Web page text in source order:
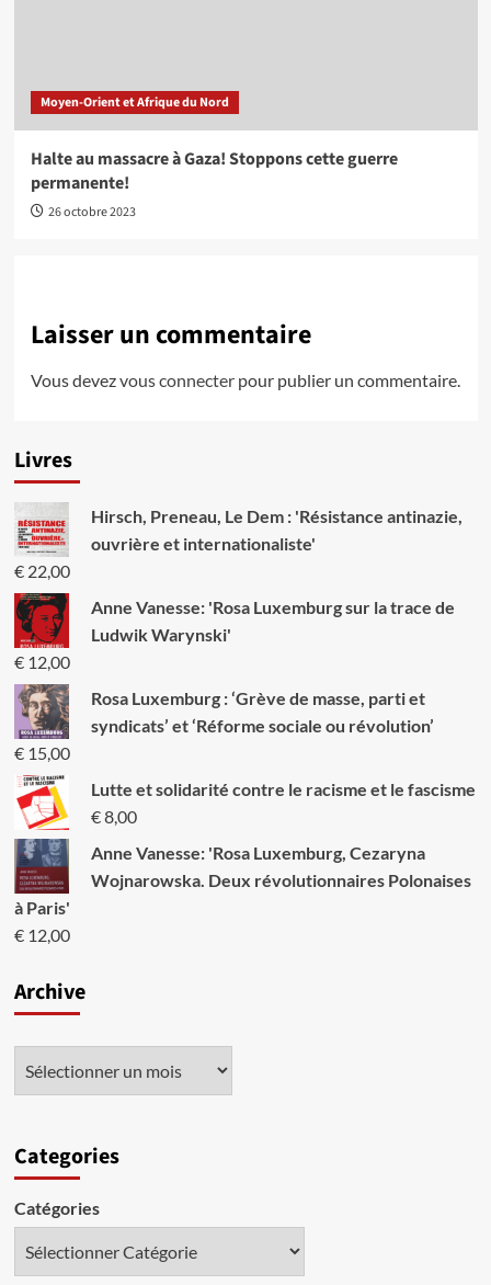
Moyen-Orient et Afrique du Nord
Halte au massacre à Gaza! Stoppons cette guerre
permanente!
26 octobre 2023
Laisser un commentaire
Vous devezvous connecterpour publier un commentaire.
Livres
Hirsch, Preneau, Le Dem : 'Résistance antinazie,
ouvrière et internationaliste'
€22,00
Anne Vanesse: 'Rosa Luxemburg sur la trace de
Ludwik Warynski'
€12,00
Rosa Luxemburg : ‘Grève de masse, parti et
syndicats’ et ‘Réforme sociale ou révolution’
€15,00
Lutte et solidarité contre le racisme et le fascisme
€8,00
Anne Vanesse: 'Rosa Luxemburg, Cezaryna
Wojnarowska. Deux révolutionnaires Polonaises
à Paris'
€12,00
Archive
Categories
Catégories